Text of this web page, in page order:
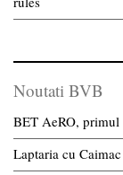
Noutati BVB
BET AeRO,
Laptaria cu